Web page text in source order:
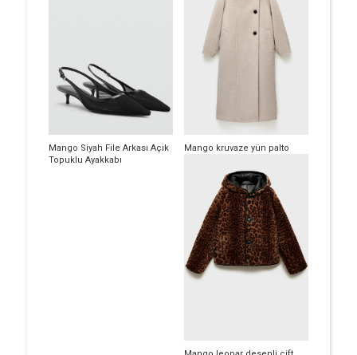
Mango Siyah File Arkası Açık
Topuklu Ayakkabı
Mango kruvaze yün palto